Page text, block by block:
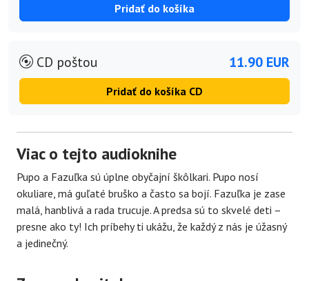
Pridať do košíka
CD poštou 11.90 EUR
Pridať do košíka CD
Viac o tejto audioknihe
Pupo a Fazuľka sú úplne obyčajní škôlkari. Pupo nosí
okuliare, má guľaté bruško a často sa bojí. Fazuľka je zase
malá, hanblivá a rada trucuje. A predsa sú to skvelé deti –
presne ako ty! Ich príbehy ti ukážu, že každý z nás je úžasný
a jedinečný.